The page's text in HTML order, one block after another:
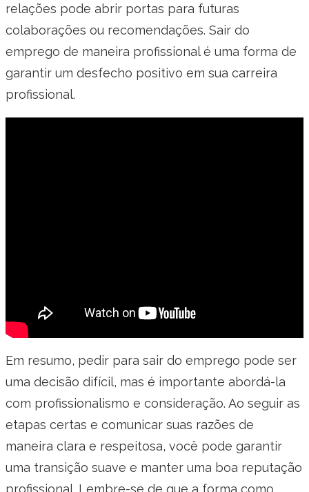
relações pode abrir portas para futuras
colaborações ou recomendações. Sair do
emprego de maneira profissional é uma forma de
garantir um desfecho positivo em sua carreira
profissional.
Em resumo, pedir para sair do emprego pode ser
uma decisão difícil, mas é importante abordá-la
com profissionalismo e consideração. Ao seguir as
etapas certas e comunicar suas razões de
maneira clara e respeitosa, você pode garantir
uma transição suave e manter uma boa reputação